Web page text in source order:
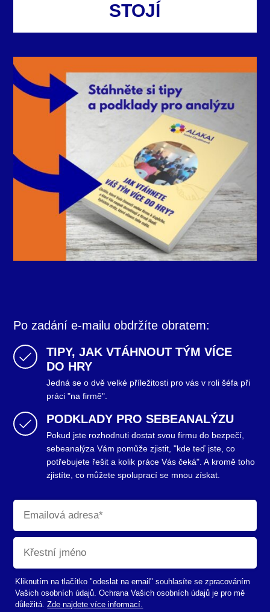
STOJÍ
Po zadání e-mailu obdržíte obratem:
TIPY, JAK VTÁHNOUT TÝM VÍCE
DO HRY
Jedná se o dvě velké příležitosti pro vás v roli šéfa při
práci "na firmě".
PODKLADY PRO SEBEANALÝZU
Pokud jste rozhodnuti dostat svou firmu do bezpečí,
sebeanalýza Vám pomůže zjistit, "kde teď jste, co
potřebujete řešit a kolik práce Vás čeká". A kromě toho
zjistíte, co můžete spoluprací se mnou získat.
Kliknutím na tlačítko "odeslat na email" souhlasíte se zpracováním
Vašich osobních údajů. Ochrana Vašich osobních údajů je pro mě
důležitá.Zde najdete více informací.